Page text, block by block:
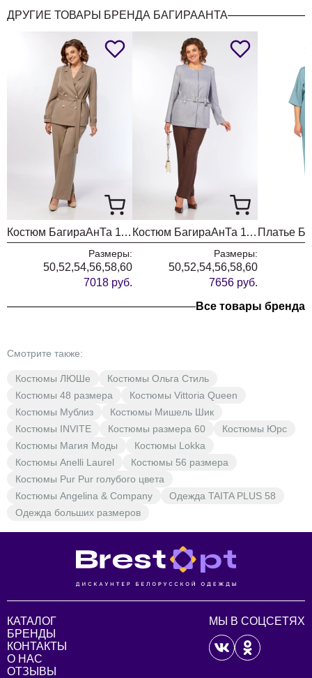
ширина изделия на уровне линии
бедер
ширина рукава
длина рукава +плечо 53
ширина плеча 20 20
Поясные изделия ( юбка)
длина юбки 79
ширина юбки по талии
35-
48
37-
50
52
ширина юбки по бедрам 51 53
ДРУГИЕ ТОВАРЫ БРЕНДА БАГИРААНТА
Костюм БагираАнТа 1125 бежевый
Размеры:
50,52,54,56,58,60
7018 руб.
Костюм БагираАнТа 1129 голубой + шоколад
Размеры:
50,52,54,56,58,60
7656 руб.
Все товары бренда
Смотрите также:
Костюмы ЛЮШе
Костюмы Ольга Стиль
Костюмы 48 размера
Костюмы Vittoria Queen
Костюмы Мублиз
Костюмы Мишель Шик
Костюмы INVITE
Костюмы размера 60
Костюмы Юрс
Костюмы Магия Моды
Костюмы Lokka
Костюмы Anelli Laurel
Костюмы 56 размера
Костюмы Pur Pur голубого цвета
Костюмы Angelina & Company
Одежда TAITA PLUS 58
Одежда больших размеров
КАТАЛОГ
БРЕНДЫ
КОНТАКТЫ
О НАС
ОТЗЫВЫ
МЫ В СОЦСЕТЯХ